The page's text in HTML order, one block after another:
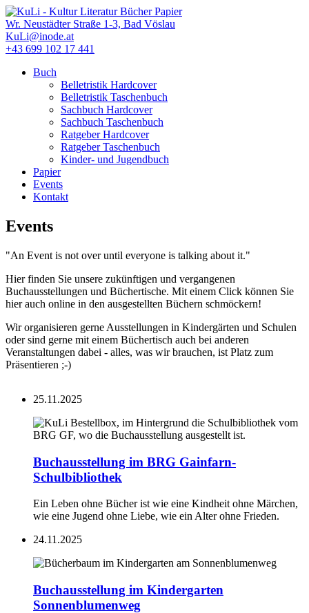
Direkt
zum
Inhalt
Wr. Neustädter Straße 1-3, Bad Vöslau
KuLi@inode.at
+43 699 102 17 441
Hauptmenü
Buch
Belletristik Hardcover
Belletristik Taschenbuch
Sachbuch Hardcover
Sachbuch Taschenbuch
Ratgeber Hardcover
Ratgeber Taschenbuch
Kinder- und Jugendbuch
Papier
Events
Kontakt
Events
"An Event is not over until everyone is talking about it."
Hier finden Sie unsere zukünftigen und vergangenen
Buchausstellungen und Büchertische. Mit einem Click können Sie
hier auch online in den ausgestellten Büchern schmöckern!
Wir organisieren gerne Ausstellungen in Kindergärten und Schulen
oder sind gerne mit einem Büchertisch auch bei anderen
Veranstaltungen dabei - alles, was wir brauchen, ist Platz zum
Präsentieren ;-)
25.11.2025
Buchausstellung im BRG Gainfarn-
Schulbibliothek
Ein Leben ohne Bücher ist wie eine Kindheit ohne Märchen,
wie eine Jugend ohne Liebe, wie ein Alter ohne Frieden.
24.11.2025
Buchausstellung im Kindergarten
Sonnenblumenweg